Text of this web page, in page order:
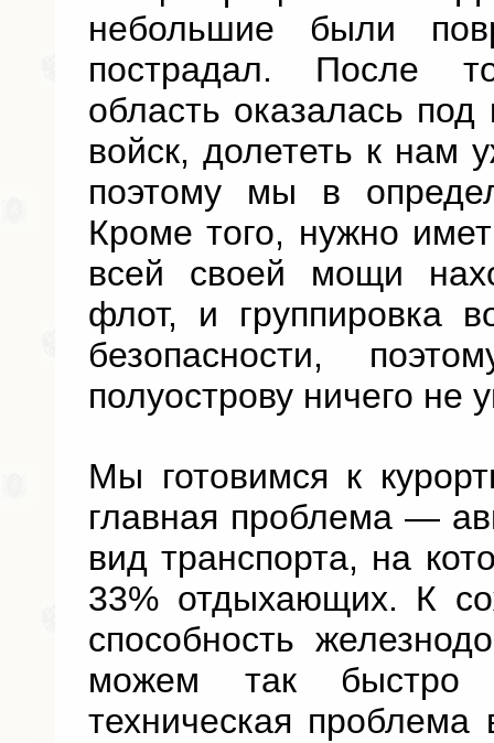
небольшие были
пострадал. После
область оказалась под
войск, долететь к нам
поэтому мы в
Кроме того, нужно
всей своей мощи
флот, и группировка
безопасности,
полуострову ничего не
Мы готовимся к
главная проблема —
вид транспорта, на
33% отдыхающих. К
способность
можем так быстро
техническая